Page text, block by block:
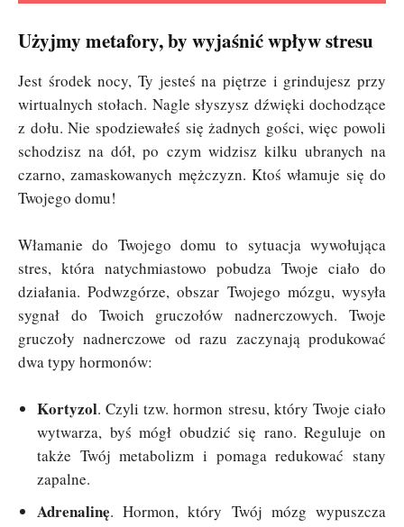
Użyjmy metafory, by wyjaśnić wpływ stresu
Jest środek nocy, Ty jesteś na piętrze i grindujesz przy
wirtualnych stołach. Nagle słyszysz dźwięki dochodzące
z dołu. Nie spodziewałeś się żadnych gości, więc powoli
schodzisz na dół, po czym widzisz kilku ubranych na
czarno, zamaskowanych mężczyzn. Ktoś włamuje się do
Twojego domu!
Włamanie do Twojego domu to sytuacja wywołująca
stres, która natychmiastowo pobudza Twoje ciało do
działania. Podwzgórze, obszar Twojego mózgu, wysyła
sygnał do Twoich gruczołów nadnerczowych. Twoje
gruczoły nadnerczowe od razu zaczynają produkować
dwa typy hormonów:
Kortyzol. Czyli tzw. hormon stresu, który Twoje ciało
wytwarza, byś mógł obudzić się rano. Reguluje on
także Twój metabolizm i pomaga redukować stany
zapalne.
Adrenalinę. Hormon, który Twój mózg wypuszcza